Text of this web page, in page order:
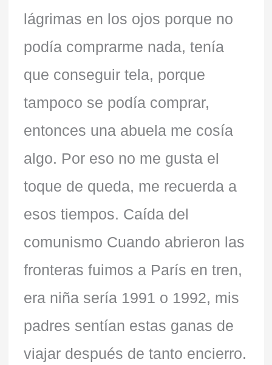
lágrimas en los ojos porque no
podía comprarme nada, tenía
que conseguir tela, porque
tampoco se podía comprar,
entonces una abuela me cosía
algo. Por eso no me gusta el
toque de queda, me recuerda a
esos tiempos. Caída del
comunismo Cuando abrieron las
fronteras fuimos a París en tren,
era niña sería 1991 o 1992, mis
padres sentían estas ganas de
viajar después de tanto encierro.